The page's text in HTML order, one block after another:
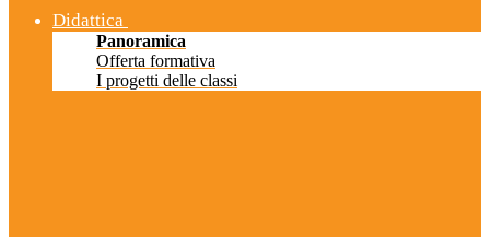
Didattica
Panoramica
Offerta formativa
I progetti delle classi